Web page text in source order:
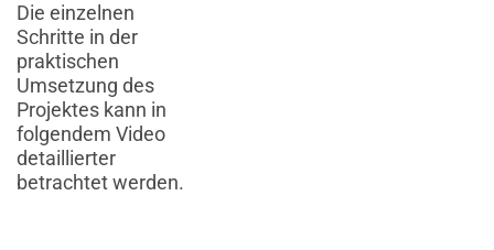
Die einzelnen
Schritte in der
praktischen
Umsetzung des
Projektes kann in
folgendem Video
detaillierter
betrachtet werden.